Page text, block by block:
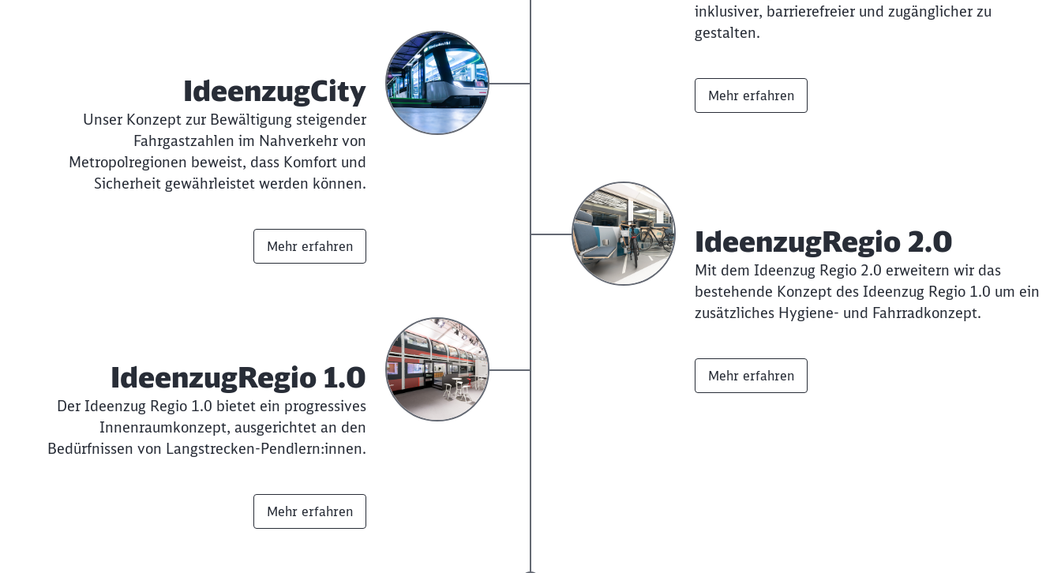
inklusiver, barrierefreier und zugänglicher zu
gestalten.
Mehr erfahren
IdeenzugCity
Unser Konzept zur Bewältigung steigender
Fahrgastzahlen im Nahverkehr von
Metropolregionen beweist, dass Komfort und
Sicherheit gewährleistet werden können.
Mehr erfahren IdeenzugRegio 2.0
Mit dem Ideenzug Regio 2.0 erweitern wir das
bestehende Konzept des Ideenzug Regio 1.0 um ein
zusätzliches Hygiene- und Fahrradkonzept.
Mehr erfahren
IdeenzugRegio 1.0
Der Ideenzug Regio 1.0 bietet ein progressives
Innenraumkonzept, ausgerichtet an den
Bedürfnissen von Langstrecken-Pendlern:innen.
Mehr erfahren